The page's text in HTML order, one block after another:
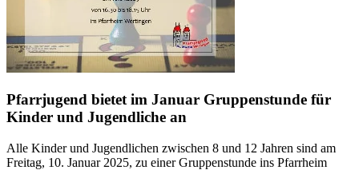
Pfarrjugend bietet im Januar Gruppenstunde für
Kinder und Jugendliche an
Alle Kinder und Jugendlichen zwischen 8 und 12 Jahren sind am
Freitag, 10. Januar 2025, zu einer Gruppenstunde ins Pfarrheim